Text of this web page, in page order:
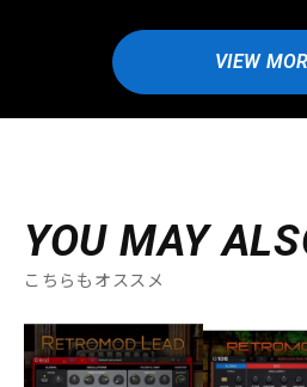
VIEW
YOU MAY
こちらもオススメ